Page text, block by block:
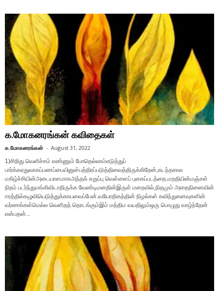
க.மோகனரங்கன் கவிதைகள்
க.மோகனரங்கன் - August 31, 2022
1)சிறிது வெளிச்சம் எண்ணும் போதெல்லாம்எடுத்துப்
பார்க்கஏதுவாகப்பணப்பையினுள்பத்திரப்படுத்திவைத்திருக்கிறேன்,கடந்தகால
மகிழ்ச்சியின்அடையாளமாகஅந்தக் கறுப்பு வெள்ளைப் புகைப்படத்தை.மறதியின்மஞ்சள்
நிறம் படர்ந்துமங்கிவிடாதிருக்க வேண்டிமனதின்இருள் மறைவில்,நிதமும் அதைநினைவின்
ஈரத்தில்கழுவியெடுத்துக்காயவைப்பேன்.வயோதிகத்தின் நிழல்கள் கவிந்துகனவுகளின்
வர்ணங்கள்மெல்ல வெளிறத் தொடங்கும்இம் மத்திம வயதிலும்ஒரு பொழுது வாழ்ந்தேன்
என்பதன்...